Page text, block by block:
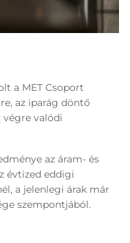
a MET Csoport
az iparág döntő
végre valódi
az áram- és
évtized eddigi
a jelenlegi árak már
szempontjából.